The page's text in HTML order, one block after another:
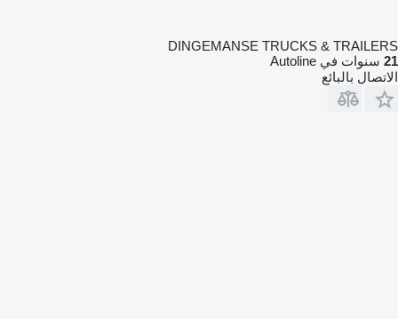
DINGEMANSE TRUCKS & TRAILERS
21 سنوات في Autoline
الاتصال بالبائع